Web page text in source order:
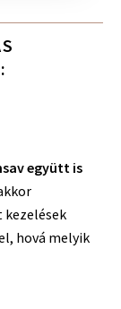
együtt is
kezelések
hová melyik